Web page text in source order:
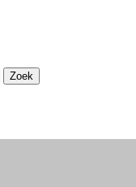
Zoek